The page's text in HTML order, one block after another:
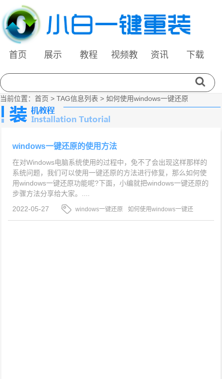
首页 展示 教程
视频教
资讯 下载
当前位置： 首页 > TAG信息列表 > 如何使用windows一键还原
windows一键还原的使用方法
在对Windows电脑系统使用的过程中，免不了会出现这样那样的
系统问题，我们可以使用一键还原的方法进行修复，那么如何使
用windows一键还原功能呢?下面，小编就把windows一键还原的
步骤方法分享给大家。....
2022-05-27
windows一键还原
如何使用windows一键还
原
一键还原